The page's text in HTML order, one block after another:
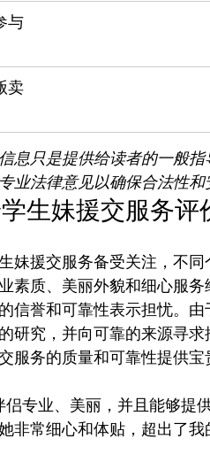
与
卖
息只是提供给读者的一般
业法律意见以确保合法性和
生妹援交服务评
妹援交服务备受关注，不
素质、美丽外貌和细心服
信誉和可靠性表示担忧。
研究，并向可靠的来源寻
侣专业、美丽，并且能够提
非常细心和体贴，超出了